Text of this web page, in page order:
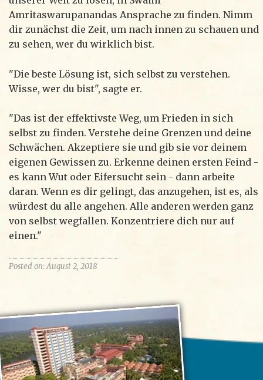
Amritaswarupanandas Ansprache zu finden. Nimm
dir zunächst die Zeit, um nach innen zu schauen und
zu sehen, wer du wirklich bist.
"Die beste Lösung ist, sich selbst zu verstehen.
Wisse, wer du bist", sagte er.
"Das ist der effektivste Weg, um Frieden in sich
selbst zu finden. Verstehe deine Grenzen und deine
Schwächen. Akzeptiere sie und gib sie vor deinem
eigenen Gewissen zu. Erkenne deinen ersten Feind -
es kann Wut oder Eifersucht sein - dann arbeite
daran. Wenn es dir gelingt, das anzugehen, ist es, als
würdest du alle angehen. Alle anderen werden ganz
von selbst wegfallen. Konzentriere dich nur auf
einen."
Posted on: August 2, 2018